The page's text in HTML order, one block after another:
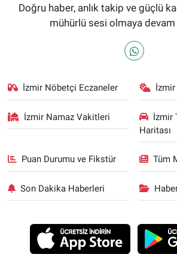
Doğru haber, anlık takip ve güçlü
mühürlü sesi olmaya
İzmir Nöbetçi Eczaneler
İzmir Namaz Vakitleri
İzmir
Haritası
Puan Durumu ve Fikstür Tüm
Son Dakika Haberleri